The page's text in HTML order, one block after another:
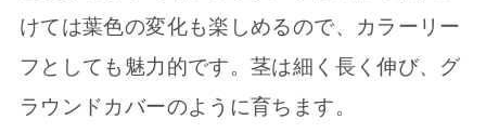
けては葉色の変化も楽しめるので、カラーリー
フとしても魅力的です。茎は細く長く伸び、グ
ラウンドカバーのように育ちます。